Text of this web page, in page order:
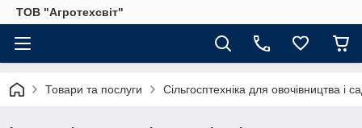
ТОВ "Агротехсвіт"
Товари та послуги Сільгосптехніка для овочівництва і